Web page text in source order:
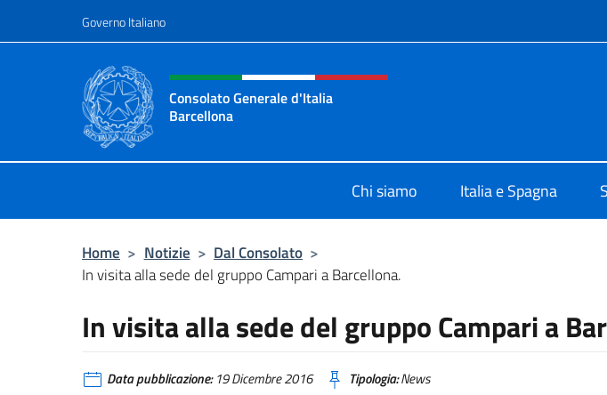
Governo Italiano
Intestazione sito, social e menù
Consolato Generale d'Italia
Barcellona
Chi siamo Italia e Spagna
Home > Notizie > Dal Consolato >
In visita alla sede del gruppo Campari a Barcellona.
In visita alla sede del gruppo Campari a
Data pubblicazione:19 Dicembre 2016 Tipologia:News